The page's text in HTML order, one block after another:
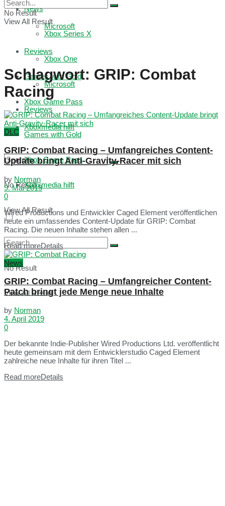
Microsoft
Reviews
Games with Gold
Xbox Game Pass
Xboxmedia hilft
No Result
View All Result
News
Xbox Series X
Xbox One
Microsoft
Reviews
Games with Gold
Xbox Game Pass
Xboxmedia hilft
No Result
View All Result
No Result
View All Result
Schlagwort: GRIP: Combat
Racing
DLC
GRIP: Combat Racing – Umfangreiches Content-
Update bringt Anti-Gravity-Racer mit sich
by Norman
9. Mai 2019
0
Wired Productions und Entwickler Caged Element veröffentlichen
heute ein umfassendes Content-Update für GRIP: Combat
Racing. Die neuen Inhalte stehen allen ...
Read moreDetails
News
GRIP: Combat Racing – Umfangreicher Content-
Patch bringt jede Menge neue Inhalte
by Norman
4. April 2019
0
Der bekannte Indie-Publisher Wired Productions Ltd. veröffentlicht
heute gemeinsam mit dem Entwicklerstudio Caged Element
zahlreiche neue Inhalte für ihren Titel ...
Read moreDetails